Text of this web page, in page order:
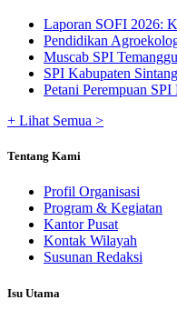
Laporan SOFI 2026:
Pendidikan
Muscab SPI
SPI Kabupaten
Petani Perempuan
+ Lihat Semua >
Tentang Kami
Profil Organisasi
Program & Kegiatan
Kantor Pusat
Kontak Wilayah
Susunan Redaksi
Isu Utama